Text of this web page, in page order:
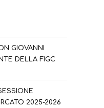
GIOVANNI
DELLA FIGC
2025-2026